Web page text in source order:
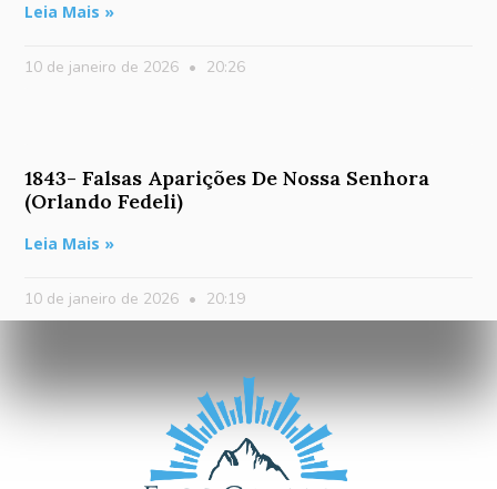
Leia Mais »
10 de janeiro de 2026 20:26
1843- Falsas Aparições De Nossa Senhora
(Orlando Fedeli)
Leia Mais »
10 de janeiro de 2026 20:19